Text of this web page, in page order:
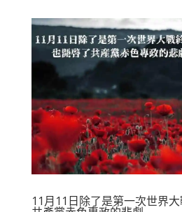
11月11日除了是第一次世界